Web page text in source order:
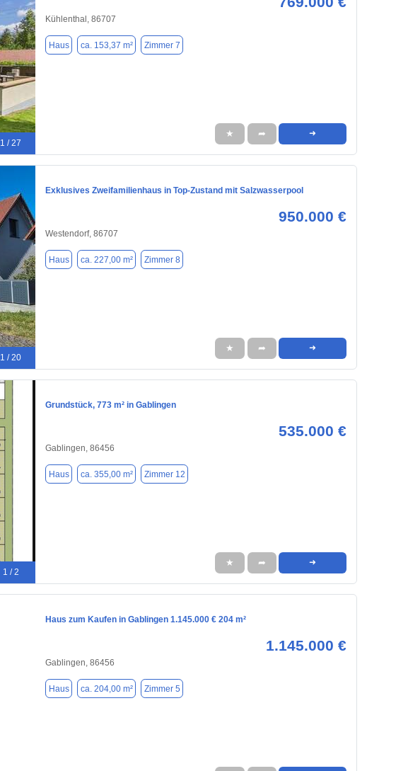
1 / 27
Kühlenthal, 86707
Haus ca. 153,37 m² Zimmer 7
★ ➦ ➜
1 / 20
Exklusives Zweifamilienhaus in Top-Zustand mit Salzwasserpool
950.000 €
Westendorf, 86707
Haus ca. 227,00 m² Zimmer 8
★ ➦ ➜
1 / 2
Grundstück, 773 m² in Gablingen
535.000 €
Gablingen, 86456
Haus ca. 355,00 m² Zimmer 12
★ ➦ ➜
Haus zum Kaufen in Gablingen 1.145.000 € 204 m²
1.145.000 €
Gablingen, 86456
Haus ca. 204,00 m² Zimmer 5